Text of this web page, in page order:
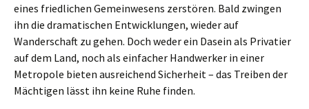
eines friedlichen Gemeinwesens zerstören. Bald zwingen
ihn die dramatischen Entwicklungen, wieder auf
Wanderschaft zu gehen. Doch weder ein Dasein als Privatier
auf dem Land, noch als einfacher Handwerker in einer
Metropole bieten ausreichend Sicherheit – das Treiben der
Mächtigen lässt ihn keine Ruhe finden.